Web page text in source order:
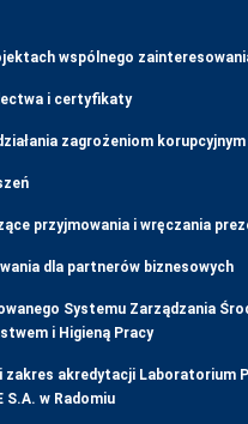
wspólnego
i certyfikaty
zagrożeniom
przyjmowania i wręczania
dla partnerów biznesowych
Systemu Zarządzania
i Higieną Pracy
zakres akredytacji Laboratorium
S.A. w Radomiu